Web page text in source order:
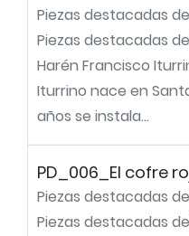
Piezas destacadas
Piezas destacadas
Harén Francisco
Iturrino nace en
años se instala...
PD_006_El cofre
Piezas destacadas
Piezas destacadas